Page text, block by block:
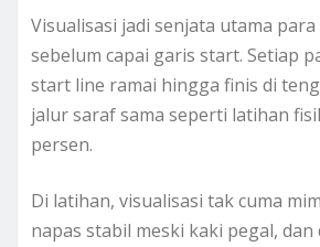
Visualisasi jadi senjata utama
sebelum capai garis start. Setiap
start line ramai hingga finis di
jalur saraf sama seperti latihan
persen.
Di latihan, visualisasi tak cuma
napas stabil meski kaki pegal,